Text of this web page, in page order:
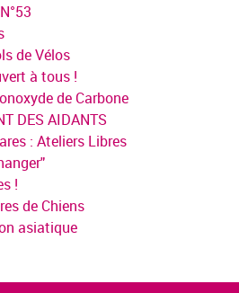
de Vélos
à tous !
de Carbone
DES AIDANTS
: Ateliers Libres
!
de Chiens
asiatique